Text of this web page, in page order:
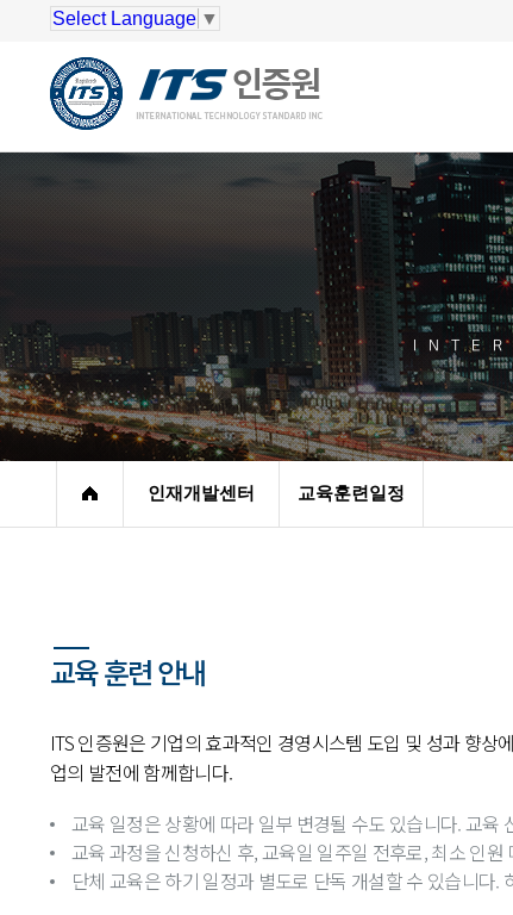
Select Language ▼
인재개발센터 교육훈련일정
교육 훈련 안내
ITS 인증원은 기업의 효과적인 경영시스템 도입 및 성과 향
업의 발전에 함께합니다.
교육 일정은 상황에 따라 일부 변경될 수도 있습니다. 교육
교육 과정을 신청하신 후, 교육일 일주일 전후로, 최소 인
단체 교육은 하기 일정과 별도로 단독 개설할 수 있습니다.